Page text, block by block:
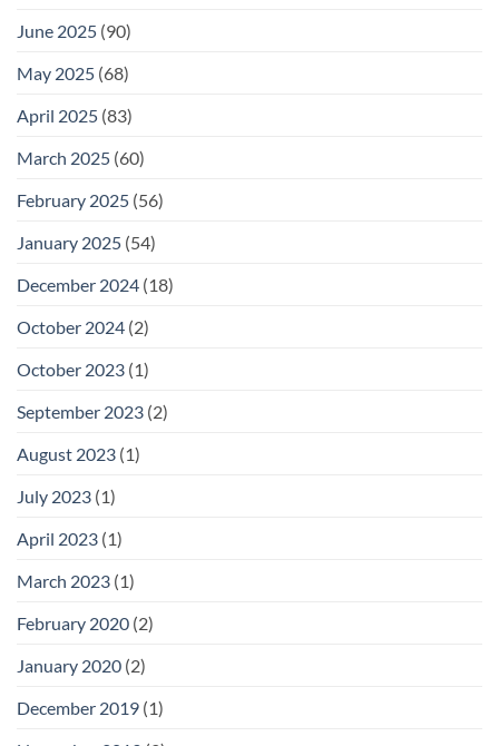
June 2025 (90)
May 2025 (68)
April 2025 (83)
March 2025 (60)
February 2025 (56)
January 2025 (54)
December 2024 (18)
October 2024 (2)
October 2023 (1)
September 2023 (2)
August 2023 (1)
July 2023 (1)
April 2023 (1)
March 2023 (1)
February 2020 (2)
January 2020 (2)
December 2019 (1)